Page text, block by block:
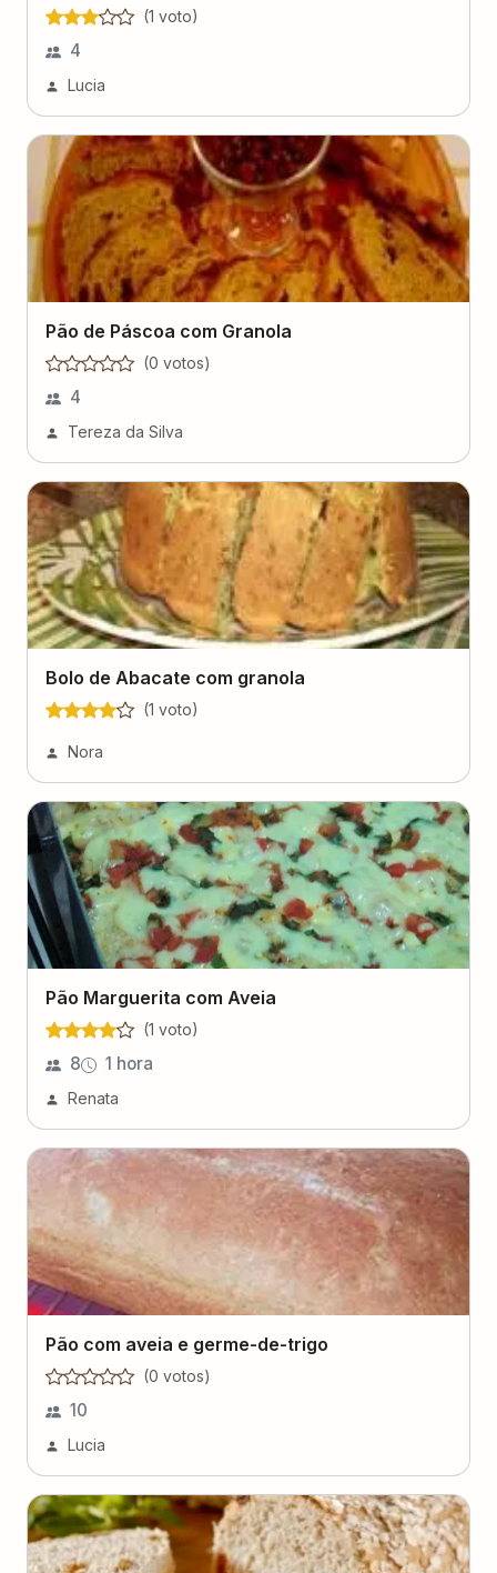
(1 voto)
4
Lucia
Pão de Páscoa com Granola
(0 votos)
4
Tereza da Silva
Bolo de Abacate com granola
(1 voto)
Nora
Pão Marguerita com Aveia
(1 voto)
8 1 hora
Renata
Pão com aveia e germe-de-trigo
(0 votos)
10
Lucia